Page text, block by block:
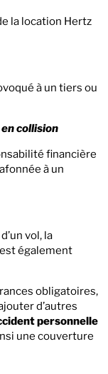
la location Hertz
à un tiers ou
collision
financière
à un
vol, la
également
obligatoires,
d’autres
personnelle
une couverture